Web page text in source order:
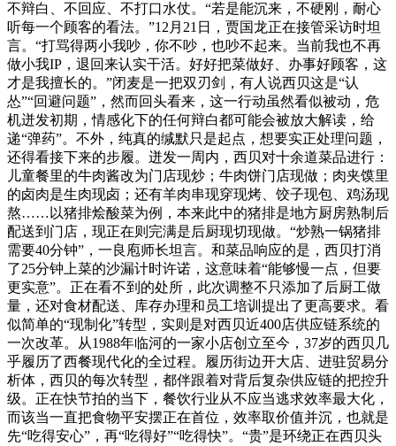
不辩白、不回应、不打口水仗。“若是能沉来，不硬刚，耐心
听每一个顾客的看法。”12月21日，贾国龙正在接管采访时坦
言。“打骂得两小我吵，你不吵，也吵不起来。当前我也不再
做小我IP，退回来认实干活。好好把菜做好、办事好顾客，这
才是我擅长的。”闭麦是一把双刃剑，有人说西贝这是“认
怂”“回避问题”，然而回头看来，这一行动虽然看似被动，危
机迸发初期，情感化下的任何辩白都可能会被放大解读，给
递“弹药”。不外，纯真的缄默只是起点，想要实正处理问题，
还得看接下来的步履。迸发一周内，西贝对十余道菜品进行：
儿童餐里的牛肉酱改为门店现炒；牛肉饼门店现做；肉夹馍里
的卤肉是生肉现卤；还有羊肉串现穿现烤、饺子现包、鸡汤现
熬……以猪排烩酸菜为例，本来此中的猪排是地方厨房熟制后
配送到门店，现正在则完满是后厨现切现做。“炒熟一锅猪排
需要40分钟”，一良庖师长坦言。和菜品响应的是，西贝打消
了25分钟上菜的沙漏计时许诺，这意味着“能够慢一点，但要
更实意”。正在看不到的处所，此次调整不只添加了后厨工做
量，还对食材配送、库存办理和员工培训提出了更高要求。看
似简单的“现制化”转型，实则是对西贝近400店供应链系统的
一次改革。从1988年临河的一家小店创立至今，37岁的西贝几
乎履历了西餐现代化的全过程。履历街边开大店、进驻贸易分
析体，西贝的每次转型，都伴跟着对背后复杂供应链的把控升
级。正在快节拍的当下，餐饮行业从不应当逃求效率最大化，
而该当一直把食物平安摆正在首位，效率取价值并沉，也就是
先“吃得安心”，再“吃得好”“吃得快”。“贵”是环绕正在西贝头